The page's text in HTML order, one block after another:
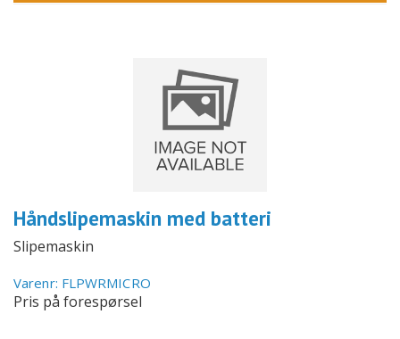
Håndslipemaskin med batteri
Slipemaskin
Varenr: FLPWRMICRO
Pris på forespørsel